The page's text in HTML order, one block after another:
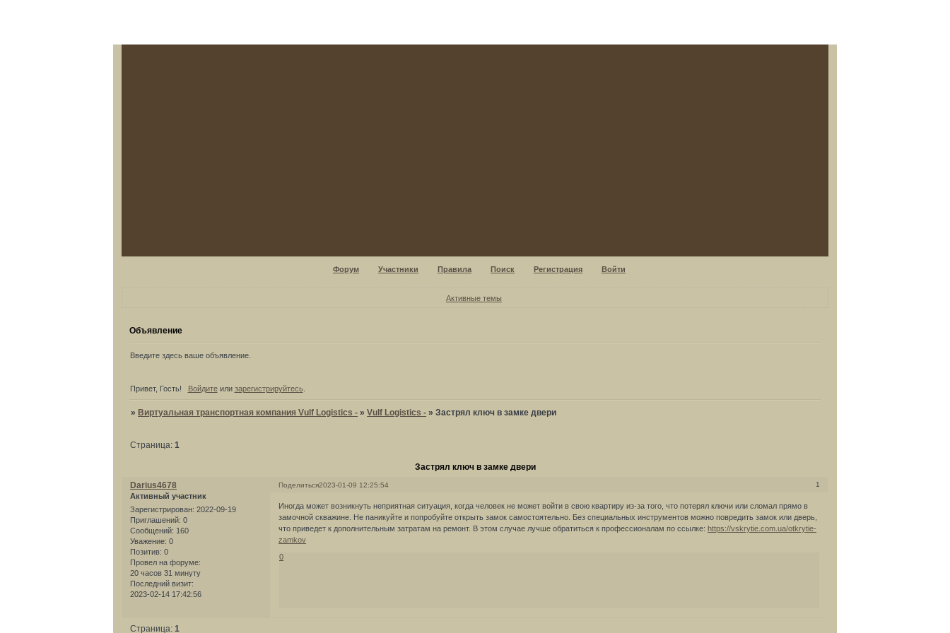
Форум Участники Правила Поиск Регистрация Войти
Активные темы
Объявление
Введите здесь ваше объявление.
Привет, Гость! Войдитеили зарегистрируйтесь.
»Виртуальная транспортная компания Vulf Logistics - »Vulf Logistics - »Застрял ключ в замке двери
Застрял ключ в замке двери
Страница: 1
Поделиться 1
2023-01-09 12:25:54
Darius4678
Активный участник
Зарегистрирован: 2022-09-19
Приглашений: 0
Сообщений: 160
Уважение: 0
Позитив: 0
Провел на форуме:
20 часов 31 минуту
Последний визит:
2023-02-14 17:42:56
Иногда может возникнуть неприятная ситуация, когда человек не может войти в свою квартиру из-за того, что потерял ключи или сломал прямо в
замочной скважине. Не паникуйте и попробуйте открыть замок самостоятельно. Без специальных инструментов можно повредить замок или дверь,
что приведет к дополнительным затратам на ремонт. В этом случае лучше обратиться к профессионалам по ссылке:https://vskrytie.com.ua/otkrytie-
zamkov
0
Страница:1